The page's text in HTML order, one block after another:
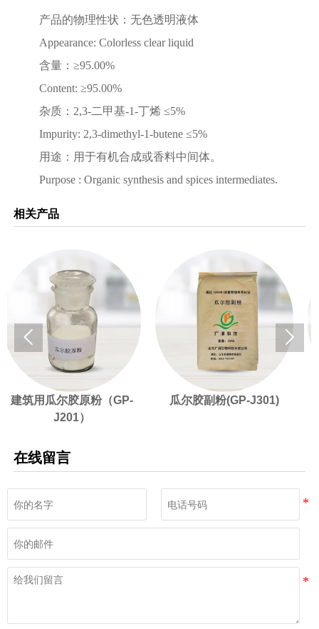
产品的物理性状：无色透明液体
Appearance: Colorless clear liquid
含量：≥95.00%
Content: ≥95.00%
杂质：2,3-二甲基-1-丁烯 ≤5%
Impurity: 2,3-dimethyl-1-butene ≤5%
用途：用于有机合成或香料中间体。
Purpose : Organic synthesis and spices intermediates.
相关产品
尔胶原粉（GP-
瓜尔胶副粉(GP-J301)
羟丙基
 
在线留言